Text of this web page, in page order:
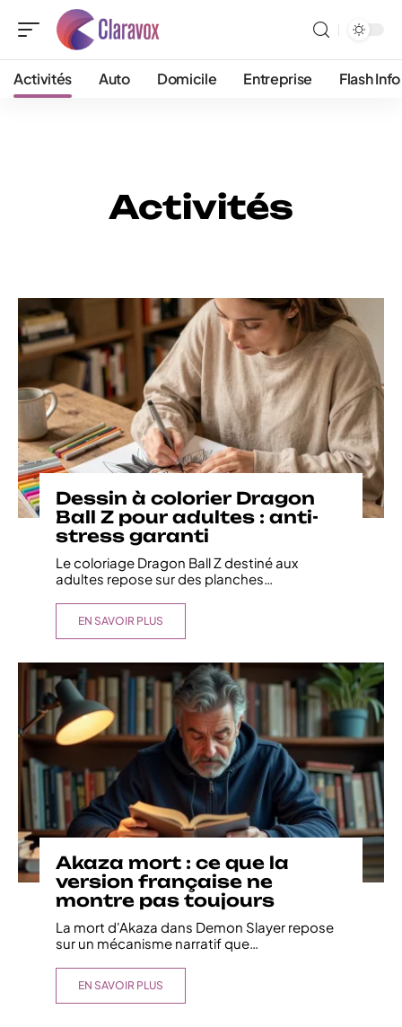
Activités Auto Domicile Entreprise Flash Info
Activités
Dessin à colorier Dragon
Ball Z pour adultes : anti-
stress garanti
Le coloriage Dragon Ball Z destiné aux
adultes repose sur des planches
EN SAVOIR PLUS
Akaza mort : ce que la
version française ne
montre pas toujours
La mort d'Akaza dans Demon Slayer repose
sur un mécanisme narratif que
EN SAVOIR PLUS